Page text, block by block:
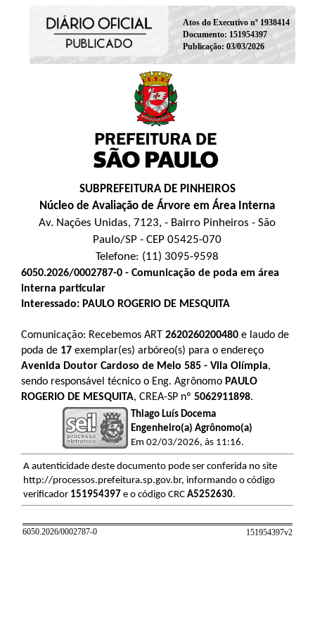
Atos do Executivo nº 1938414
Documento: 151954397
Publicação: 03/03/2026
SUBPREFEITURA DE PINHEIROS
Núcleo de Avaliação de Árvore em Área Interna
Av. Nações Unidas, 7123, - Bairro Pinheiros - São
Paulo/SP - CEP 05425-070
Telefone: (11) 3095-9598
6050.2026/0002787-0 - Comunicação de poda em área
interna particular
Interessado: PAULO ROGERIO DE MESQUITA
Comunicação: Recebemos ART 2620260200480 e laudo de
poda de 17 exemplar(es) arbóreo(s) para o endereço
Avenida Doutor Cardoso de Melo 585 - Vila Olímpia,
sendo responsável técnico o Eng. Agrônomo PAULO
ROGERIO DE MESQUITA, CREA-SP nº 5062911898.
Thiago Luís Docema
Engenheiro(a) Agrônomo(a)
Em 02/03/2026, às 11:16.
A autenticidade deste documento pode ser conferida no site
http://processos.prefeitura.sp.gov.br, informando o código
verificador 151954397e o código CRC A5252630.
6050.2026/0002787-0 151954397v2